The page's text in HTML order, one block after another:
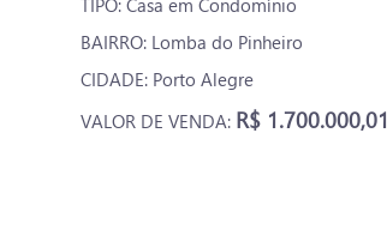
BAIRRO: Lomba do Pinheiro
CIDADE: Porto Alegre
VALOR DE VENDA: R$ 1.700.000,01